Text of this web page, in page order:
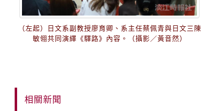
（左起）日文系副教授廖育卿、系主任蔡佩青與日文三陳
敏翎共同演繹《驛路》內容。（攝影／黃音然）
相關新聞